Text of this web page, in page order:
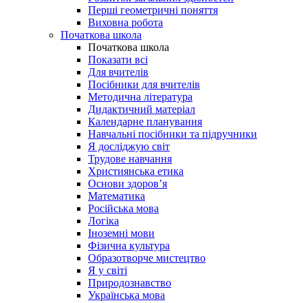
Перші геометричні поняття
Виховна робота
Початкова школа
Початкова школа
Показати всі
Для вчителів
Посібники для вчителів
Методична література
Дидактичний матеріал
Календарне планування
Навчальні посібники та підручники
Я досліджую світ
Трудове навчання
Християнська етика
Основи здоров’я
Математика
Російська мова
Логіка
Іноземні мови
Фізична культура
Образотворче мистецтво
Я у світі
Природознавство
Українська мова